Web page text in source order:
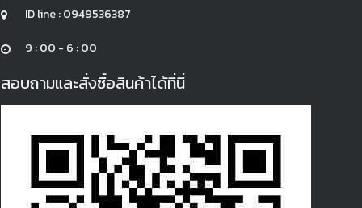
ID line : 0949536387
9 : 00 - 6 : 00
สอบถามและสั่งซื้อสินค้าได้ที่นี่